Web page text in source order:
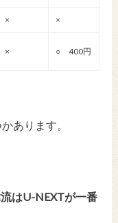
× ×
× ○ 400円
あります。
はU-NEXTが一番